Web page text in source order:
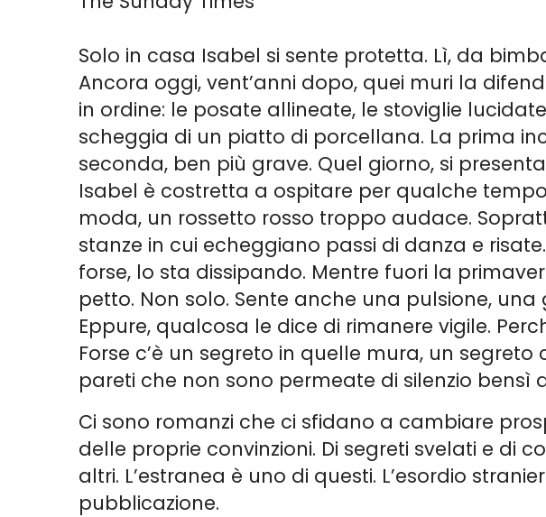
Solo in casa Isabel si sente protetta. Lì, da
Ancora oggi, vent’anni dopo, quei muri la
in ordine: le posate allineate, le stoviglie
scheggia di un piatto di porcellana. La prima
seconda, ben più grave. Quel giorno, si
Isabel è costretta a ospitare per qualche
moda, un rossetto rosso troppo audace.
stanze in cui echeggiano passi di danza e
forse, lo sta dissipando. Mentre fuori la
petto. Non solo. Sente anche una pulsione,
Eppure, qualcosa le dice di rimanere vigile.
Forse c’è un segreto in quelle mura, un
pareti che non sono permeate di silenzio bensì
Ci sono romanzi che ci sfidano a cambiare
delle proprie convinzioni. Di segreti svelati e di
altri. L’estranea è uno di questi. L’esordio
pubblicazione.